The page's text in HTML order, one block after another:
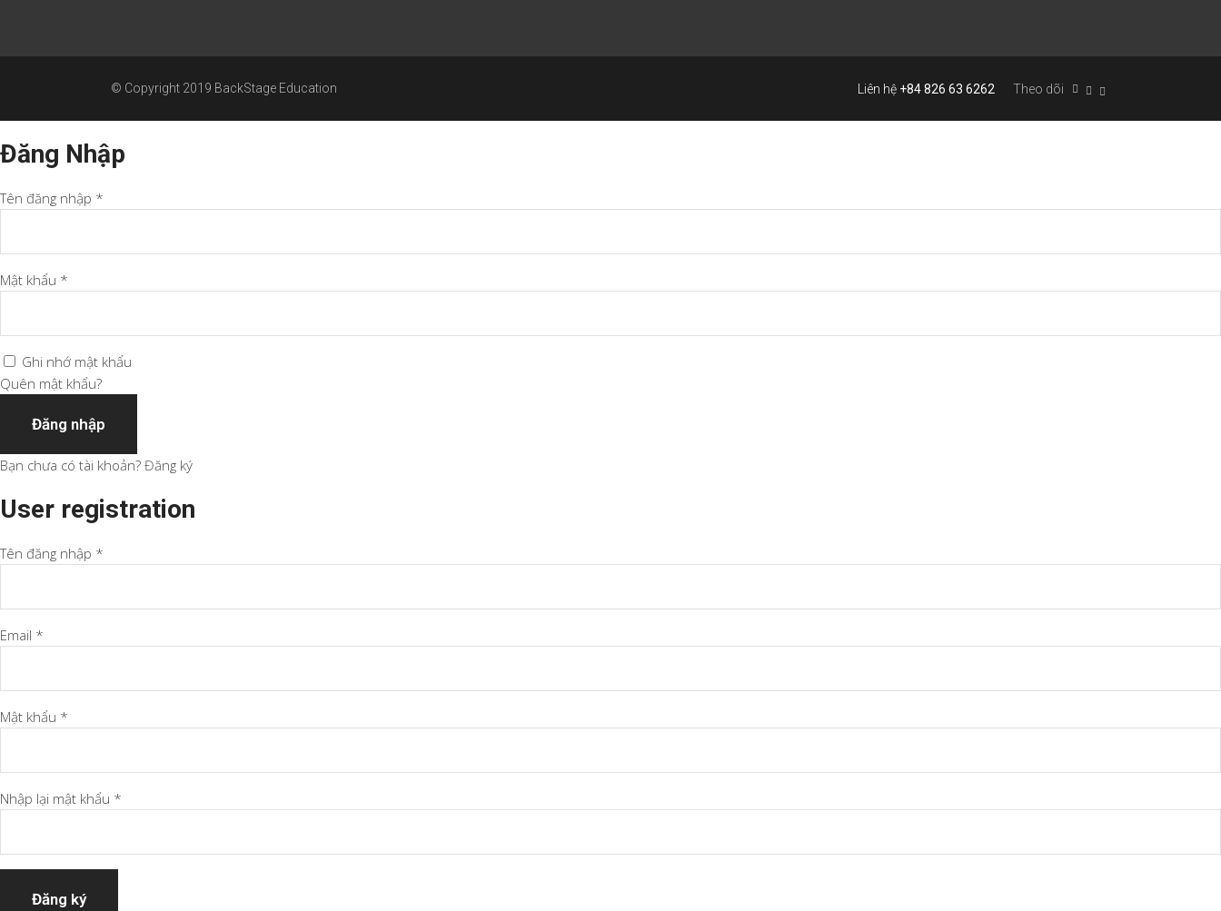
© Copyright 2019 BackStage Education Liên hệ +84 826 63 6262 Theo dõi
Đăng Nhập
Tên đăng nhập *
Mật khẩu *
Ghi nhớ mật khẩu
Quên mật khẩu?
Đăng nhập
Bạn chưa có tài khoản? Đăng ký
User registration
Tên đăng nhập *
Email *
Mật khẩu *
Nhập lại mật khẩu *
Đăng ký